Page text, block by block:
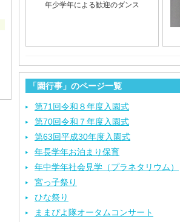
年少学年による歓迎のダンス
「園行事」のページ一覧
第71回令和８年度入園式
第70回令和７年度入園式
第63回平成30年度入園式
年長学年お泊まり保育
年中学年社会見学（プラネタリウム）
宮っ子祭り
ひな祭り
ままぴよ隊オータムコンサート